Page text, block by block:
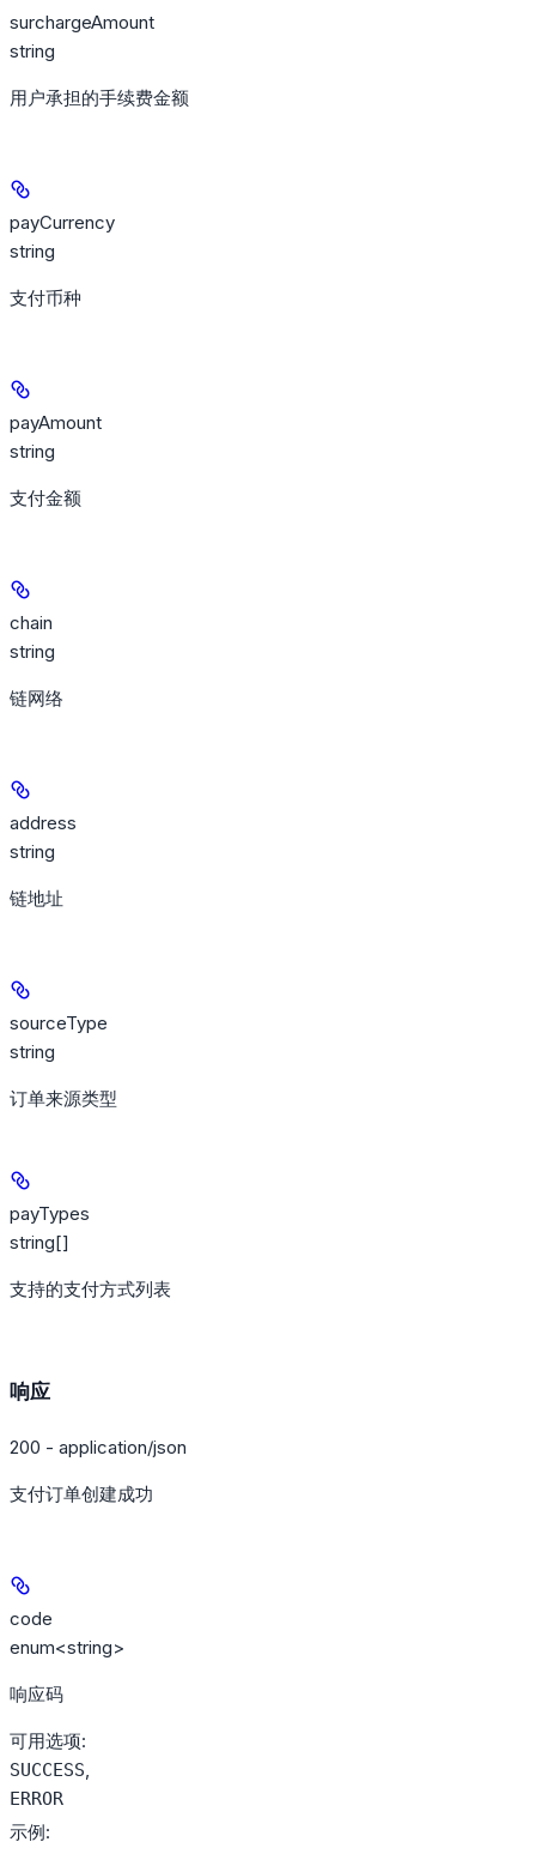
surchargeAmount
string
用户承担的手续费金额
payCurrency
string
支付币种
payAmount
string
支付金额
chain
string
链网络
address
string
链地址
sourceType
string
订单来源类型
payTypes
string[]
支持的支付方式列表
响应
200 - application/json
支付订单创建成功
code
enum<string>
响应码
可用选项:
SUCCESS
ERROR
示例: